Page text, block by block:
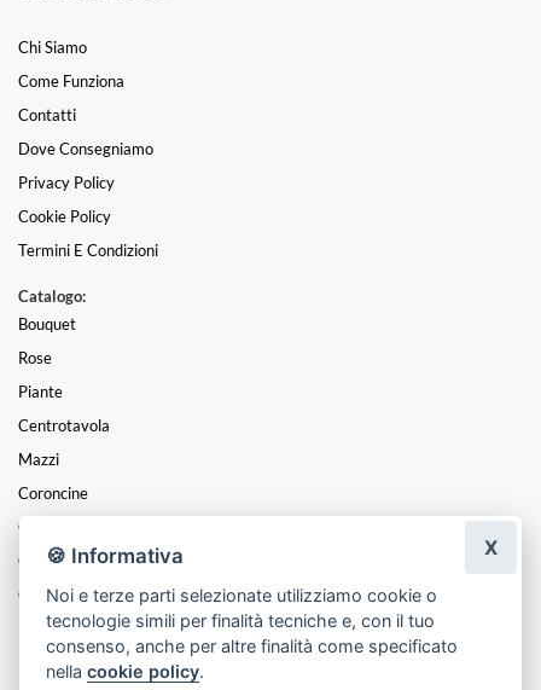
Chi Siamo
Come Funziona
Contatti
Dove Consegniamo
Privacy Policy
Cookie Policy
Termini E Condizioni
Catalogo:
Bouquet
Rose
Piante
Centrotavola
Mazzi
Coroncine
Composizioni
Cesti
Cuori
Funebre
🍪 Informativa
Noi e terze parti selezionate utilizziamo cookie o
tecnologie simili per finalità tecniche e, con il tuo
consenso, anche per altre finalità come specificato
nellacookie policy.
X